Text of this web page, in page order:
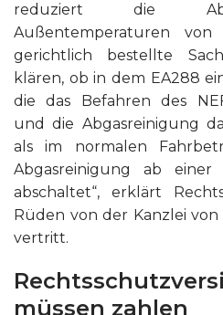
reduziert die
Außentemperaturen
gerichtlich bestellte
klären, ob in dem EA288
die das Befahren des
und die Abgasreinigung
als im normalen
Abgasreinigung ab einer
abschaltet“, erklärt
Rüden von der Kanzlei
vertritt.
müssen zahlen